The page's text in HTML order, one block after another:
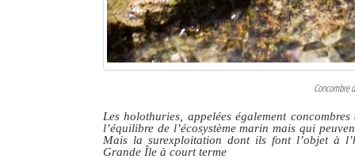
Concombre
Les holothuries, appelées également
l’équilibre de l’écosystème marin mais qui
Mais la surexploitation dont ils font l’objet à
Grande Île à court terme